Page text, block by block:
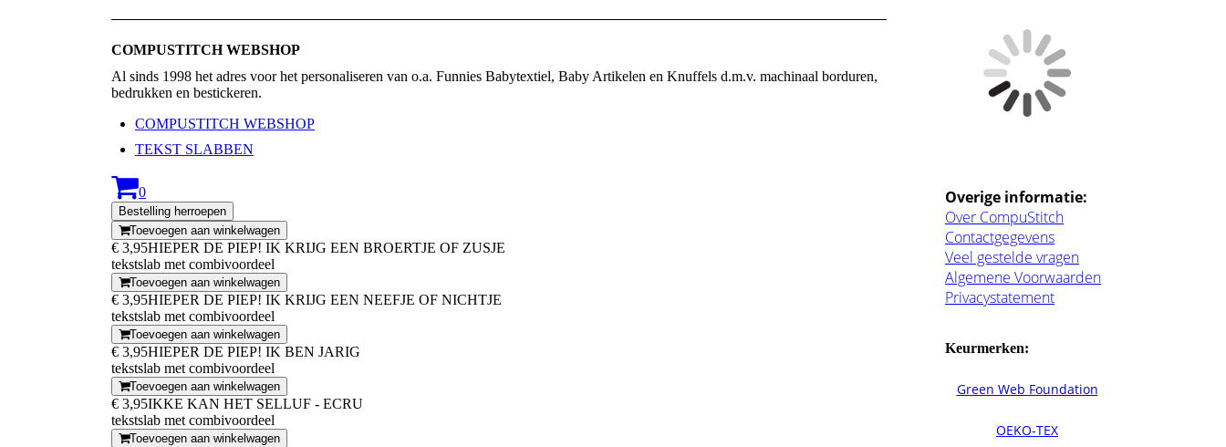
COMPUSTITCH WEBSHOP
Al sinds 1998 het adres voor het personaliseren van o.a. Funnies Babytextiel, Baby Artikelen en Knuffels d.m.v. machinaal borduren,
bedrukken en bestickeren.
COMPUSTITCH WEBSHOP
TEKST SLABBEN
0
Bestelling herroepen
Toevoegen aan winkelwagen
€ 3,95HIEPER DE PIEP! IK KRIJG EEN BROERTJE OF ZUSJE
tekstslab met combivoordeel
Toevoegen aan winkelwagen
€ 3,95HIEPER DE PIEP! IK KRIJG EEN NEEFJE OF NICHTJE
tekstslab met combivoordeel
Toevoegen aan winkelwagen
€ 3,95HIEPER DE PIEP! IK BEN JARIG
tekstslab met combivoordeel
Toevoegen aan winkelwagen
€ 3,95IKKE KAN HET SELLUF - ECRU
tekstslab met combivoordeel
Toevoegen aan winkelwagen
Overige informatie:
Over CompuStitch
Contactgegevens
Veel gestelde vragen
Algemene Voorwaarden
Privacystatement
Keurmerken:
Green Web Foundation
OEKO-TEX